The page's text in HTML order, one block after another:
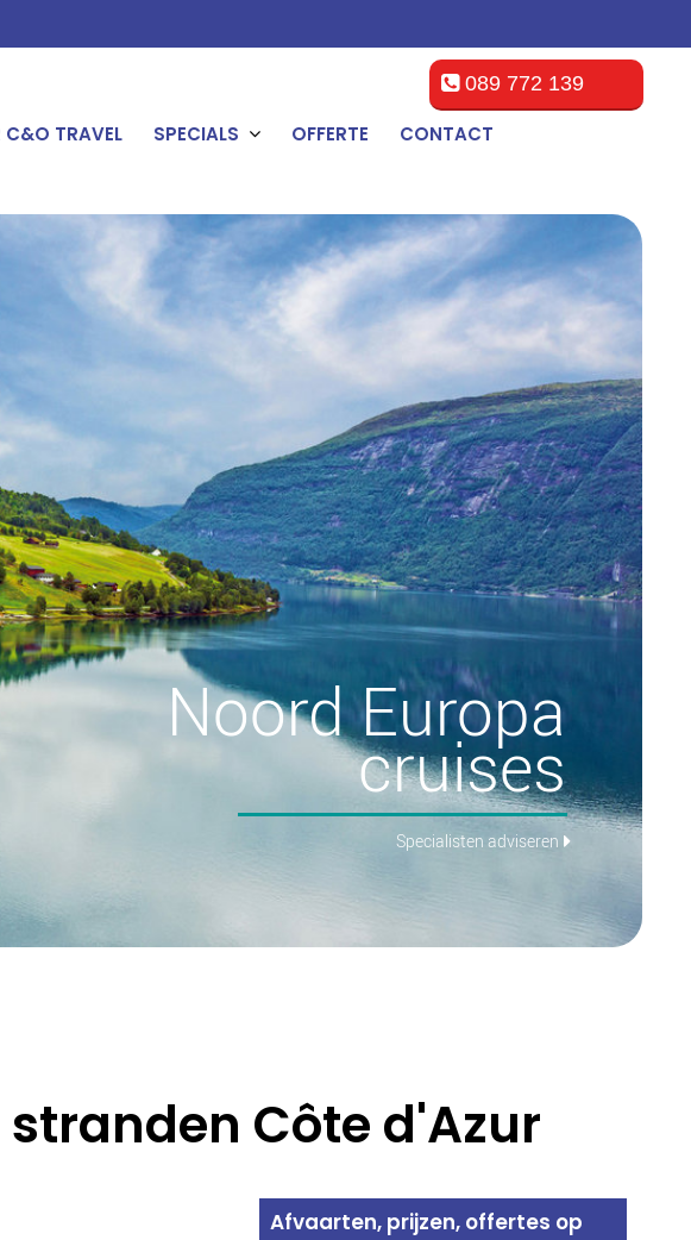
089 772 139
CONTACT
OFFERTE
SPECIALS
C&O TRAVEL
Noord Europa
cruises
Specialisten adviseren
Côte d'Azur
Afvaarten, prijzen, offertes op